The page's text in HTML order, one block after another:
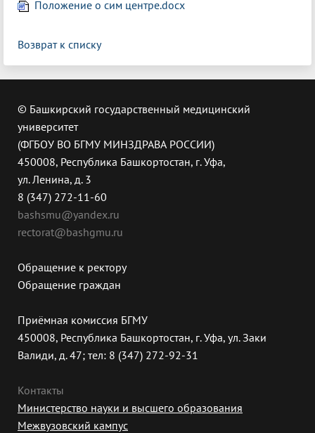
Положение о сим центре.docx
Возврат к списку
© Башкирский государственный медицинский
университет
(ФГБОУ ВО БГМУ МИНЗДРАВА РОССИИ)
450008, Республика Башкортостан, г. Уфа,
ул. Ленина, д. 3
8 (347) 272-11-60
bashsmu@yandex.ru
rectorat@bashgmu.ru
Обращение к ректору
Обращение граждан
Приёмная комиссия БГМУ
450008, Республика Башкортостан, г. Уфа, ул. Заки
Валиди, д. 47; тел: 8 (347) 272-92-31
Контакты
Министерство науки и высшего образования
Межвузовский кампус